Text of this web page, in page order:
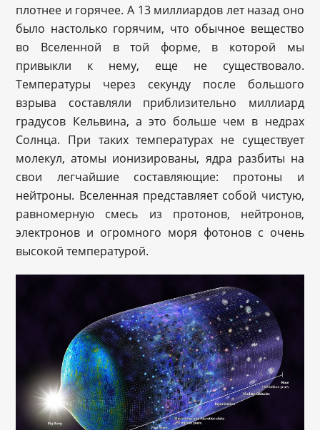
плотнее и горячее. А 13 миллиардов лет назад оно
было настолько горячим, что обычное вещество
во Вселенной в той форме, в которой мы
привыкли к нему, еще не существовало.
Температуры через секунду после большого
взрыва составляли приблизительно миллиард
градусов Кельвина, а это больше чем в недрах
Солнца. При таких температурах не существует
молекул, атомы ионизированы, ядра разбиты на
свои легчайшие составляющие: протоны и
нейтроны. Вселенная представляет собой чистую,
равномерную смесь из протонов, нейтронов,
электронов и огромного моря фотонов с очень
высокой температурой.